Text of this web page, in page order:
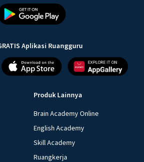
Aplikasi Ruangguru
Produk Lainnya
Brain Academy Online
English Academy
Skill Academy
Ruangkerja